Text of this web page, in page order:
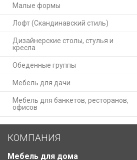
Малые формы
Лофт (Скандинавский стиль)
Дизайнерские столы, стулья и
кресла
Обеденные группы
Мебель для дачи
Мебель для банкетов, ресторанов,
офисов
КОМПАНИЯ
Мебель для дома